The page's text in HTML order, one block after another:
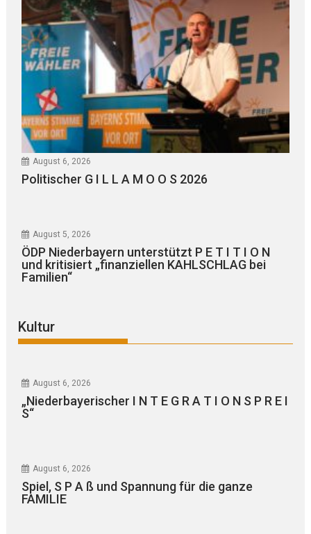
August 6, 2026
Politischer G I L L A M O O S 2026
August 5, 2026
ÖDP Niederbayern unterstützt P E T I T I O N
und kritisiert „finanziellen KAHLSCHLAG bei
Familien“
Kultur
August 6, 2026
„Niederbayerischer I N T E G R A T I O N S P R E I
S“
August 6, 2026
Spiel, S P A ß und Spannung für die ganze
FAMILIE